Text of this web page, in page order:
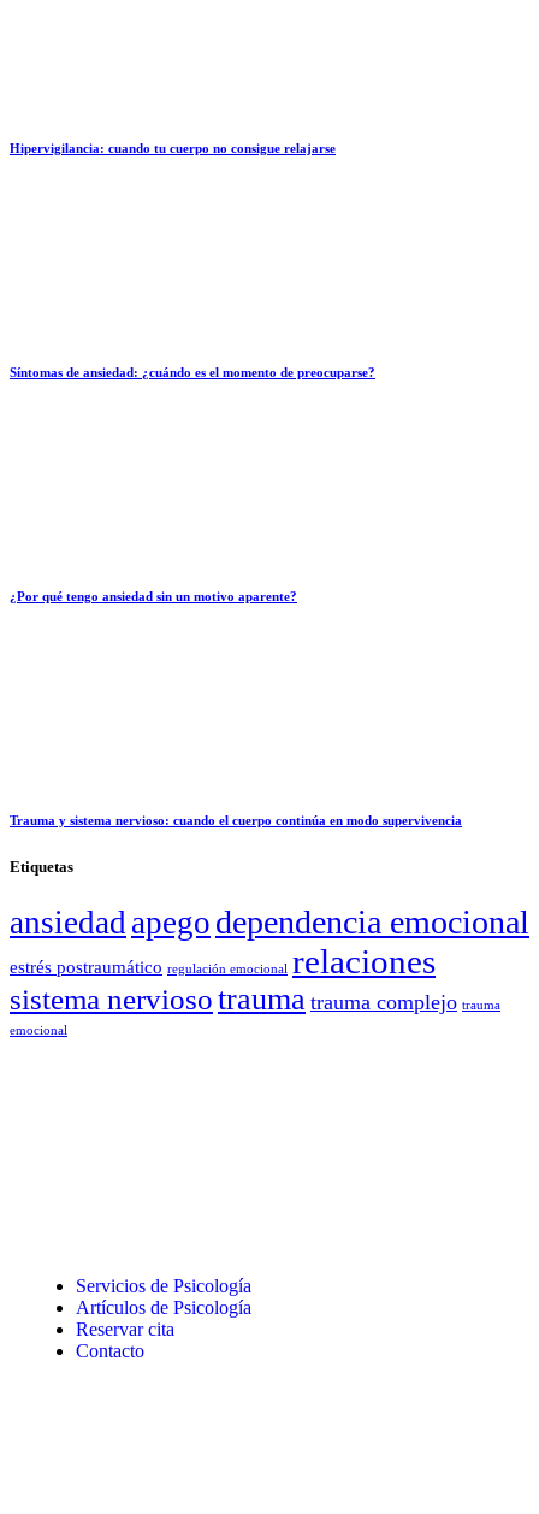
Hipervigilancia: cuando tu cuerpo no consigue relajarse
Síntomas de ansiedad: ¿cuándo es el momento de preocuparse?
¿Por qué tengo ansiedad sin un motivo aparente?
Trauma y sistema nervioso: cuando el cuerpo continúa en modo supervivencia
Etiquetas
ansiedadapego dependencia emocional
estrés postraumático regulación emocional relaciones
sistema nerviosotrauma trauma complejo trauma
emocional
Servicios de Psicología
Artículos de Psicología
Reservar cita
Contacto